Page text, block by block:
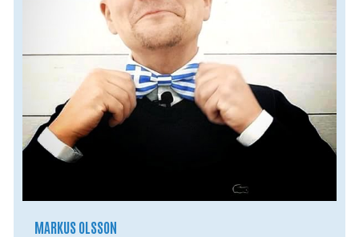
MARKUS OLSSON